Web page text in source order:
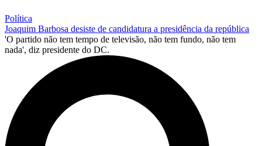
Política
Joaquim Barbosa desiste de candidatura a presidência da república
'O partido não tem tempo de televisão, não tem fundo, não tem
nada', diz presidente do DC.